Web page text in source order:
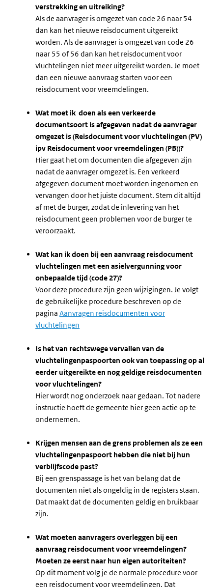
verstrekking en uitreiking?
Als de aanvrager is omgezet van code 26 naar 54
dan kan het nieuwe reisdocument uitgereikt
worden. Als de aanvrager is omgezet van code 26
naar 55 of 56 dan kan het reisdocument voor
vluchtelingen niet meer uitgereikt worden. Je moet
dan een nieuwe aanvraag starten voor een
reisdocument voor vreemdelingen.
Wat moet ik doen als een verkeerde
documentsoort is afgegeven nadat de aanvrager
omgezet is (Reisdocument voor vluchtelingen (PV)
ipv Reisdocument voor vreemdelingen (PB))?
Hier gaat het om documenten die afgegeven zijn
nadat de aanvrager omgezet is. Een verkeerd
afgegeven document moet worden ingenomen en
vervangen door het juiste document. Stem dit altijd
af met de burger, zodat de inlevering van het
reisdocument geen problemen voor de burger te
veroorzaakt.
Wat kan ik doen bij een aanvraag reisdocument
vluchtelingen met een asielvergunning voor
onbepaalde tijd (code 27)?
Voor deze procedure zijn geen wijzigingen. Je volgt
de gebruikelijke procedure beschreven op de
pagina Aanvragen reisdocumenten voor
vluchtelingen
Is het van rechtswege vervallen van de
vluchtelingenpaspoorten ook van toepassing op al
eerder uitgereikte en nog geldige reisdocumenten
voor vluchtelingen?
Hier wordt nog onderzoek naar gedaan. Tot nadere
instructie hoeft de gemeente hier geen actie op te
ondernemen.
Krijgen mensen aan de grens problemen als ze een
vluchtelingenpaspoort hebben die niet bij hun
verblijfscode past?
Bij een grenspassage is het van belang dat de
documenten niet als ongeldig in de registers staan.
Dat maakt dat de documenten geldig en bruikbaar
zijn.
Wat moeten aanvragers overleggen bij een
aanvraag reisdocument voor vreemdelingen?
Moeten ze eerst naar hun eigen autoriteiten?
Op dit moment volg je de normale procedure voor
een reisdocument voor vreemdelingen. Dat